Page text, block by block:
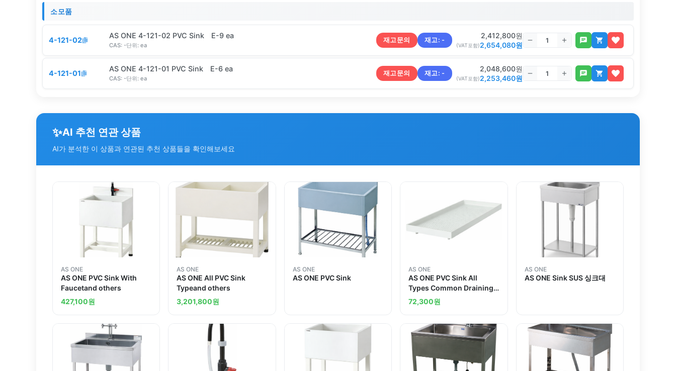
소모품
4-121-02
AS ONE 4-121-02 PVC Sink E-9 ea
CAS: -단위: ea
재고문의 재고: - 2,412,800원
(VAT포함)2,654,080원
4-121-01
AS ONE 4-121-01 PVC Sink E-6 ea
CAS: -단위: ea
재고문의 재고: - 2,048,600원
(VAT포함)2,253,460원
✨AI 추천 연관 상품
AI가 분석한 이 상품과 연관된 추천 상품들을 확인해보세요
AS ONE
AS ONE PVC Sink With
Faucetand others
427,100원
AS ONE
AS ONE All PVC Sink
Typeand others
3,201,800원
AS ONE
AS ONE PVC Sink
AS ONE
AS ONE PVC Sink All
Types Common Draining
Shelf
72,300원
AS ONE
AS ONE Sink SUS 싱크대